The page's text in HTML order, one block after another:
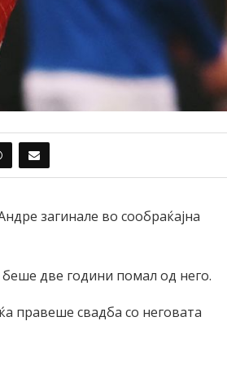
загинале во сообраќајна
две години помал од него.
правеше свадба со неговата